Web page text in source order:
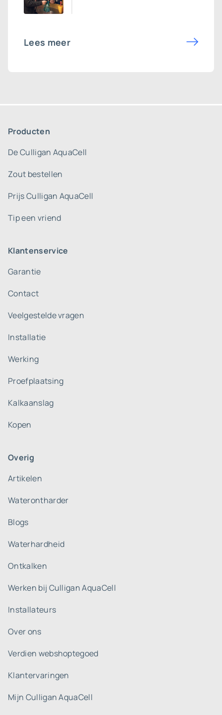
Lees meer
Producten
De Culligan AquaCell
Zout bestellen
Prijs Culligan AquaCell
Tip een vriend
Klantenservice
Garantie
Contact
Veelgestelde vragen
Installatie
Werking
Proefplaatsing
Kalkaanslag
Kopen
Overig
Artikelen
Waterontharder
Blogs
Waterhardheid
Ontkalken
Werken bij Culligan AquaCell
Installateurs
Over ons
Verdien webshoptegoed
Klantervaringen
Mijn Culligan AquaCell